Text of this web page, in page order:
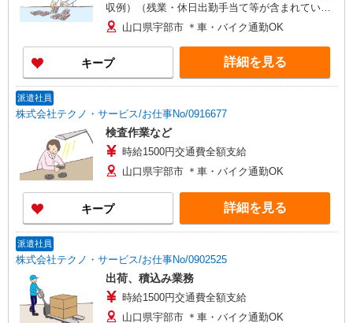
収例）（残業・休日出勤手当て等が含まれていま
す） 交通費全額支給
山口県宇部市 ＊車・バイク通勤OK
キープ 詳細を見る
派遣社員
株式会社テクノ・サービス/お仕事No/0916677
検査作業など
時給1500円交通費全額支給
山口県宇部市 ＊車・バイク通勤OK
キープ 詳細を見る
派遣社員
株式会社テクノ・サービス/お仕事No/0902525
出荷、積込み業務
時給1500円交通費全額支給
山口県宇部市 ＊車・バイク通勤OK